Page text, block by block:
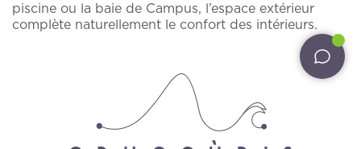
Services
Pet inclusive hospitality
Hôtes extérieurs
Mariages Intimes
piscine ou la baie de Campus, l’espace extérieur
complète naturellement le confort des intérieurs.
politique de confidentialité
et le traitement des données personnelles
J'autorise le traitement de mes données ainsi
note d'information